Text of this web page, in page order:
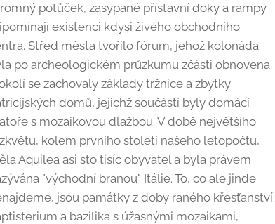
potůček, zasypané přístavní doky a rampy
existenci kdysi živého obchodního
Střed města tvořilo fórum, jehož kolonáda
po archeologickém průzkumu zčásti obnovena.
se zachovaly základy tržnice a zbytky
domů, jejichž součástí byly domácí
s mozaikovou dlažbou. V době největšího
kolem prvního století našeho letopočtu,
Aquilea asi sto tisíc obyvatel a byla právem
"východní branou" Itálie. To, co ale jinde
jsou památky z doby raného křesťanství:
a bazilika s úžasnými mozaikami,